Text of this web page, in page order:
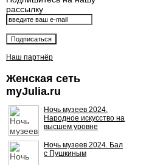
рассылку
Наш партнёр
Женская сеть
myJulia.ru
Ночь музеев 2024.
Народное искусство на
высшем уровне
Ночь музеев 2024. Бал
с Пушкиным